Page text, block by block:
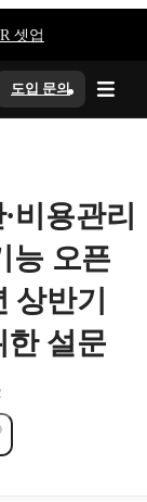
셋업
도입 문의
비용관리
능 오픈
상반기
한 설문